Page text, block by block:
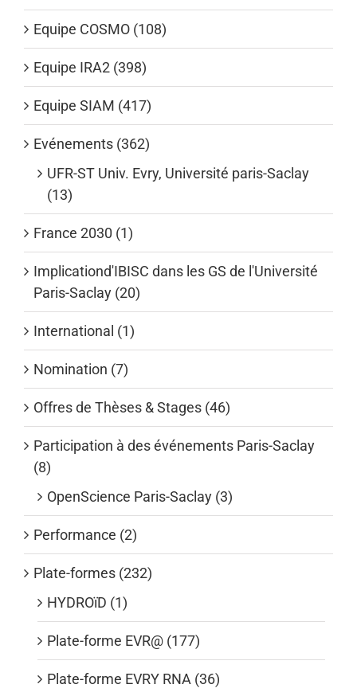
Equipe COSMO (108)
Equipe IRA2 (398)
Equipe SIAM (417)
Evénements (362)
UFR-ST Univ. Evry, Université paris-Saclay
(13)
France 2030 (1)
Implicationd'IBISC dans les GS de l'Université
Paris-Saclay (20)
International (1)
Nomination (7)
Offres de Thèses & Stages (46)
Participation à des événements Paris-Saclay
(8)
OpenScience Paris-Saclay (3)
Performance (2)
Plate-formes (232)
HYDROïD (1)
Plate-forme EVR@ (177)
Plate-forme EVRY RNA (36)